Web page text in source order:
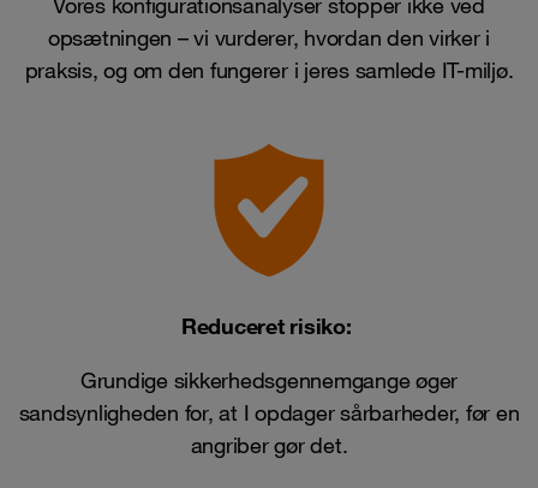
opsætningen – vi vurderer, hvordan den virker i
praksis, og om den fungerer i jeres samlede IT-miljø.
Reduceret risiko:
Grundige sikkerhedsgennemgange øger
sandsynligheden for, at I opdager sårbarheder, før en
angriber gør det.